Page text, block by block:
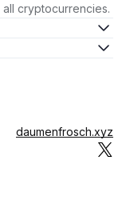
cryptocurrencies.
daumenfrosch.xyz